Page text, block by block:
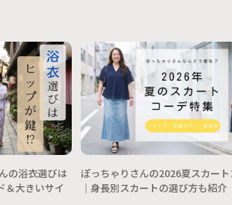
の浴衣選びは
＆大きいサイ
ぽっちゃりさんの2026夏スカー
│身長別スカートの選び方も紹介